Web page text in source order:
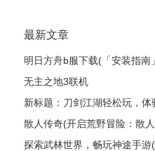
最新文章
明日方舟b服下载(「安装指
无主之地3联机
新标题：刀剑江湖轻松玩，
《刀剑江湖》中尽情畅游，感
散人传奇(开启荒野冒险：散
探索武林世界，畅玩神途手